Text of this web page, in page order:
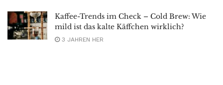
Kaffee-Trends im Check – Cold Brew: Wie
mild ist das kalte Käffchen wirklich?
3 JAHREN HER